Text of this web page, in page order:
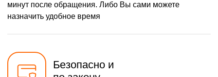
минут после обращения. Либо Вы сами можете
назначить удобное время
Безопасно и